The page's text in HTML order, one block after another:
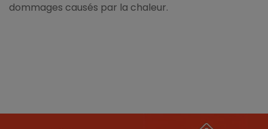
dommages causés par la chaleur.